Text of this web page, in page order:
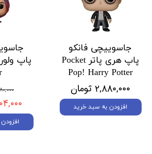
جاسوییچی فانکو
پاپ هری پاتر Pocket
Pop! Harry Potter
۲,۸۸۰,۰۰۰ تومان
افزودن به سبد خرید